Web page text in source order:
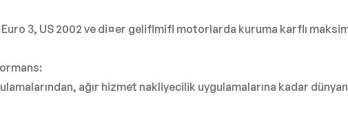
3, US 2002 ve di¤er geliflmifl motorlarda kuruma karflı
ağır hizmet nakliyecilik uygulamalarına kadar